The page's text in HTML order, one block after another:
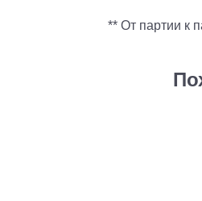
** От партии к